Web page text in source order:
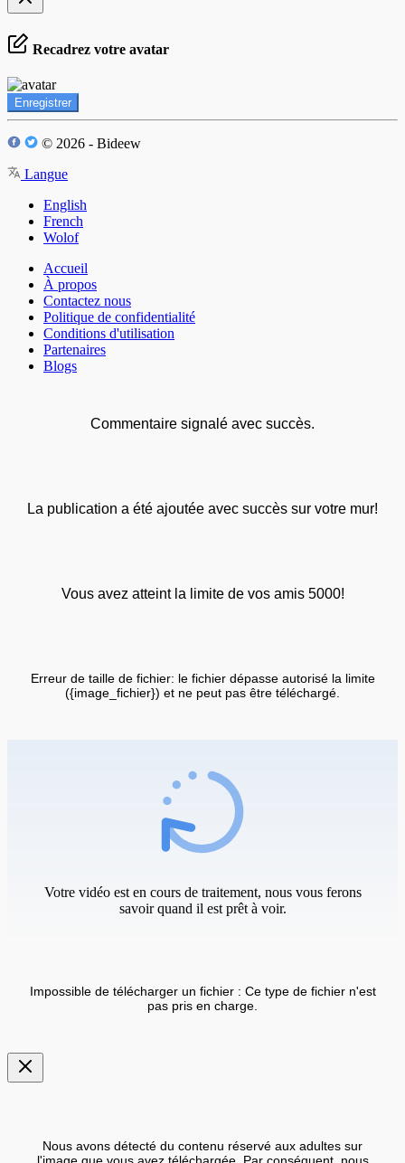
Recadrez votre avatar
Enregistrer
© 2026 - Bideew
Langue
English
French
Wolof
Accueil
À propos
Contactez nous
Politique de confidentialité
Conditions d'utilisation
Partenaires
Blogs
Commentaire signalé avec succès.
La publication a été ajoutée avec succès sur votre mur!
Vous avez atteint la limite de vos amis 5000!
Erreur de taille de fichier: le fichier dépasse autorisé la limite
({image_fichier}) et ne peut pas être téléchargé.
Votre vidéo est en cours de traitement, nous vous ferons
savoir quand il est prêt à voir.
Impossible de télécharger un fichier : Ce type de fichier n'est
pas pris en charge.
Nous avons détecté du contenu réservé aux adultes sur